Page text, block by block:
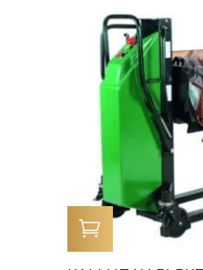
LISA